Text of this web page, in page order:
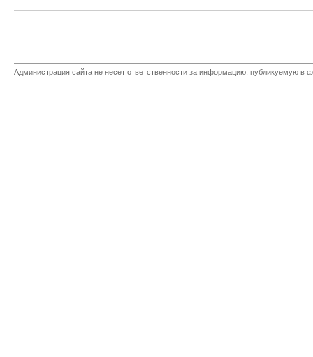
Администрация сайта не несет ответственности за информацию, публикуемую